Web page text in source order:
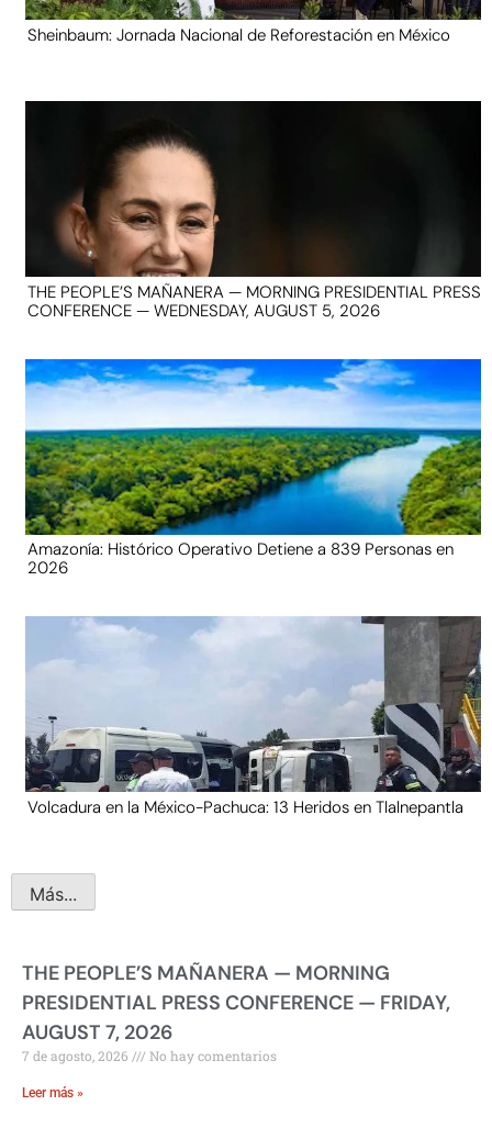
Sheinbaum: Jornada Nacional de Reforestación en México
THE PEOPLE’S MAÑANERA — MORNING PRESIDENTIAL PRESS
CONFERENCE — WEDNESDAY, AUGUST 5, 2026
Amazonía: Histórico Operativo Detiene a 839 Personas en
2026
Volcadura en la México-Pachuca: 13 Heridos en Tlalnepantla
Más...
THE PEOPLE’S MAÑANERA — MORNING
PRESIDENTIAL PRESS CONFERENCE — FRIDAY,
AUGUST 7, 2026
7 de agosto, 2026 No hay comentarios
Leer más »